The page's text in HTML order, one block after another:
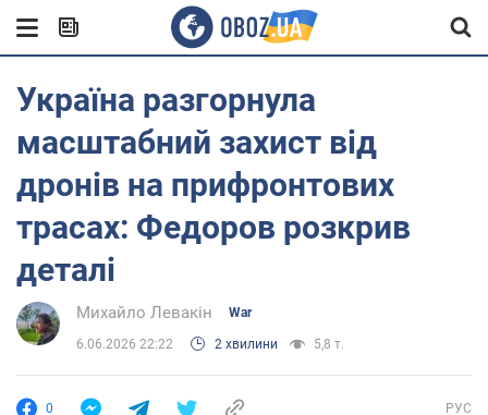
Україна разгорнула
масштабний захист від
дронів на прифронтових
трасах: Федоров розкрив
деталі
Михайло Левакін War
6.06.2026 22:22 2 хвилини 5,8 т.
0 РУС